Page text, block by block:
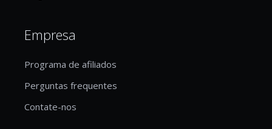
Empresa
Programa de afiliados
Perguntas frequentes
Contate-nos